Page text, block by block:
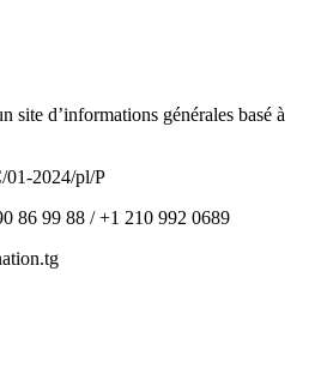
site d’informations générales basé à
01-2024/pl/P
86 99 88 / +1 210 992 0689